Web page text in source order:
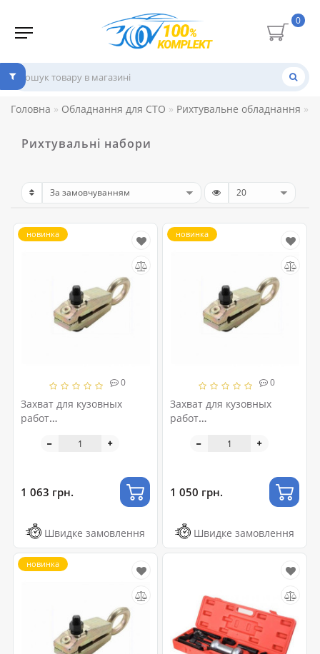
0
Головна Обладнання для СТО Рихтувальне обладнання
Рихтувальні набори
0
Захват для кузовных
работ
117031B
новинка
1 063 грн.
Швидке замовлення
0
Захват для кузовных
работ
117031B
новинка
1 050 грн.
Швидке замовлення
новинка